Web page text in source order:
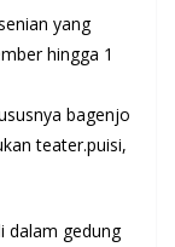
yang
hingga 1
bagenjo
teater.puisi,
dalam gedung